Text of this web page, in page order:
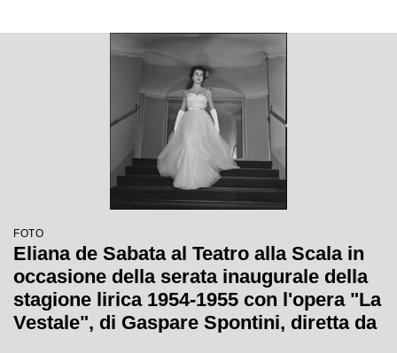
FOTO
Eliana de Sabata al Teatro alla Scala in
occasione della serata inaugurale della
stagione lirica 1954-1955 con l'opera "La
Vestale", di Gaspare Spontini, diretta da